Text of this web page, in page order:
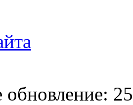
обновление: